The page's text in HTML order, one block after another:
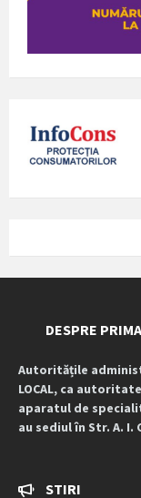
DESPRE
Autoritățile
LOCAL, ca
aparatul de
au sediul în Str. A. I.
STIRI